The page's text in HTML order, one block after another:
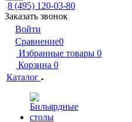
8 (495) 120-03-80
Заказать звонок
Войти
Сравнение0
Избранные товары 0
Корзина 0
Каталог